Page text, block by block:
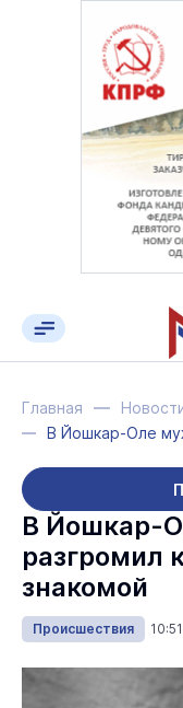
Главная
В Йошкар-
разгромил
знакомой
Происшествия